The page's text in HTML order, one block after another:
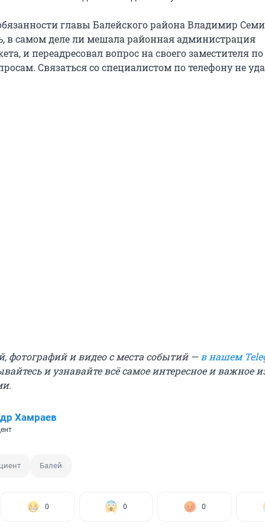
главы Балейского района Владимир
в самом деле ли мешала районная администрация
и переадресовал вопрос на своего заместителя по
Связаться со специалистом по телефону не
фотографий и видео с места событий — в нашем
и узнавайте всё самое интересное и важное
Хамраев
Балей
0 0 0